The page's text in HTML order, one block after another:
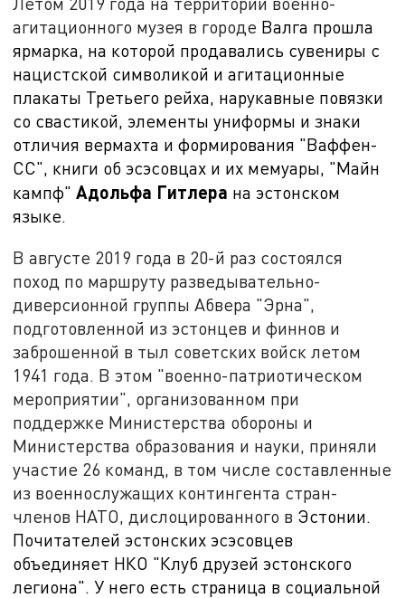
агитационного музея в городе Валга прошла
ярмарка, на которой продавались сувениры с
нацистской символикой и агитационные
плакаты Третьего рейха, нарукавные повязки
со свастикой, элементы униформы и знаки
отличия вермахта и формирования "Ваффен-
СС", книги об эсэсовцах и их мемуары, "Майн
кампф"Адольфа Гитлера на эстонском
языке.
В августе 2019 года в 20-й раз состоялся
поход по маршруту разведывательно-
диверсионной группы Абвера "Эрна",
подготовленной из эстонцев и финнов и
заброшенной в тыл советских войск летом
1941 года. В этом "военно-патриотическом
мероприятии", организованном при
поддержке Министерства обороны и
Министерства образования и науки, приняли
участие 26 команд, в том числе составленные
из военнослужащих контингента стран-
членов НАТО, дислоцированного в Эстонии.
Почитателей эстонских эсэсовцев
объединяет НКО "Клуб друзей эстонского
легиона". У него есть страница в социальной